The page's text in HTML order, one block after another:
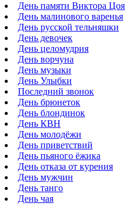
День памяти Виктора Цоя
День малинового варенья
День русской тельняшки
День девочек
День целомудрия
День ворчуна
День музыки
День Улыбки
Последний звонок
День брюнеток
День блондинок
День КВН
День молодёжи
День приветствий
День пьяного ёжика
День отказа от курения
День мужчин
День танго
День чая